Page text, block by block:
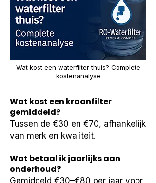
Wat kost een waterfilter thuis? Complete
kostenanalyse
Wat kost een kraanfilter
gemiddeld?
Tussen de €30 en €70, afhankelijk
van merk en kwaliteit.
Wat betaal ik jaarlijks aan
onderhoud?
Gemiddeld €30–€80 per jaar voor